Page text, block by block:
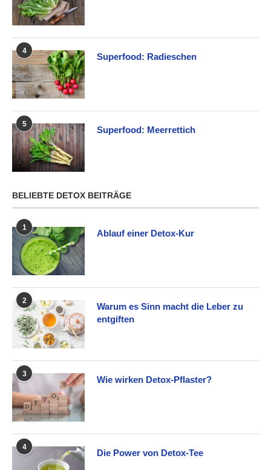
4
Superfood: Radieschen
5
Superfood: Meerrettich
BELIEBTE DETOX BEITRÄGE
1
Ablauf einer Detox-Kur
2
Warum es Sinn macht die Leber zu
entgiften
3
Wie wirken Detox-Pflaster?
4
Die Power von Detox-Tee